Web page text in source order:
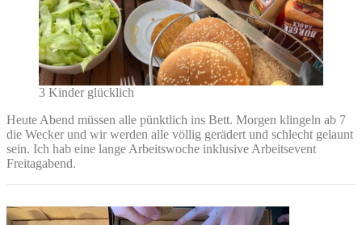
3 Kinder glücklich
Heute Abend müssen alle pünktlich ins Bett. Morgen klingeln ab 7
die Wecker und wir werden alle völlig gerädert und schlecht gelaunt
sein. Ich hab eine lange Arbeitswoche inklusive Arbeitsevent
Freitagabend.